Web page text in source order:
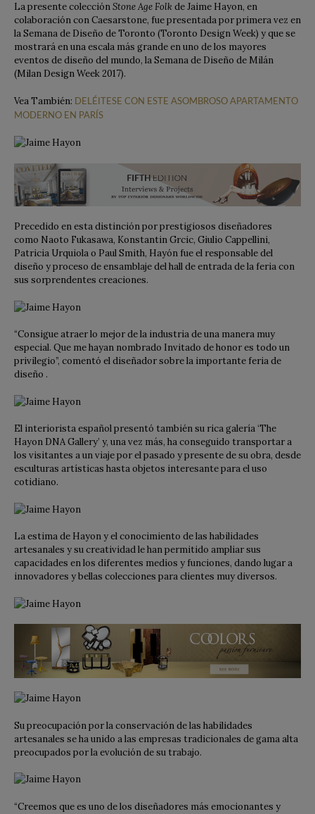
La presente colecciónStone Age Folkde Jaime Hayon, en
colaboración con Caesarstone, fue presentada por primera vez en
la Semana de Diseño de Toronto (Toronto Design Week) y que se
mostrará en una escala más grande en uno de los mayores
eventos de diseño del mundo, la Semana de Diseño de Milán
(Milan Design Week 2017).
Vea También:
DELÉITESE CON ESTE ASOMBROSO APARTAMENTO
MODERNO EN PARÍS
Precedido en esta distinción por prestigiosos diseñadores
como Naoto Fukasawa, Konstantin Grcic, Giulio Cappellini,
Patricia Urquiola o Paul Smith, Hayón fue el responsable del
diseño y proceso de ensamblaje del hall de entrada de la feria con
sus sorprendentes creaciones.
“Consigue atraer lo mejor de la industria de una manera muy
especial. Que me hayan nombrado Invitado de honor es todo un
privilegio”, comentó el diseñador sobre la importante feria de
diseño .
El interiorista español presentó también su rica galería ‘The
Hayon DNA Gallery’ y, una vez más, ha conseguido transportar a
los visitantes a un viaje por el pasado y presente de su obra, desde
esculturas artísticas hasta objetos interesante para el uso
cotidiano.
La estima de Hayon y el conocimiento de las habilidades
artesanales y su creatividad le han permitido ampliar sus
capacidades en los diferentes medios y funciones, dando lugar a
innovadores y bellas colecciones para clientes muy diversos.
Su preocupación por la conservación de las habilidades
artesanales se ha unido a las empresas tradicionales de gama alta
preocupados por la evolución de su trabajo.
“Creemos que es uno de los diseñadores más emocionantes y